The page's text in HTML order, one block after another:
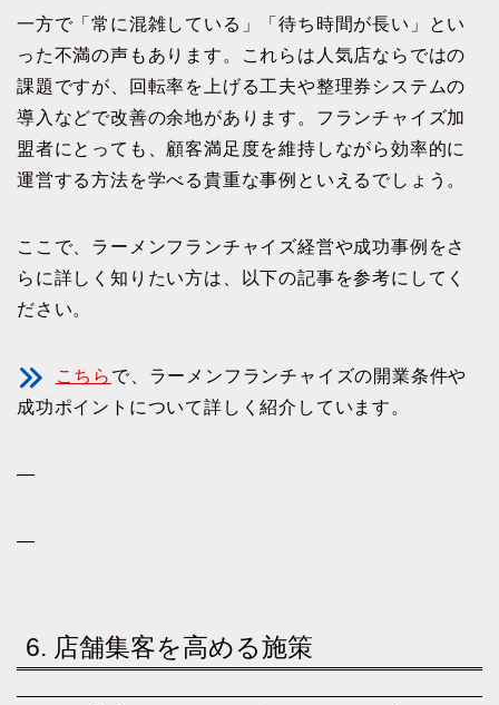
一方で「常に混雑している」「待ち時間が長い」とい
った不満の声もあります。これらは人気店ならではの
課題ですが、回転率を上げる工夫や整理券システムの
導入などで改善の余地があります。フランチャイズ加
盟者にとっても、顧客満足度を維持しながら効率的に
運営する方法を学べる貴重な事例といえるでしょう。
ここで、ラーメンフランチャイズ経営や成功事例をさ
らに詳しく知りたい方は、以下の記事を参考にしてく
ださい。
こちら で、ラーメンフランチャイズの開業条件や
成功ポイントについて詳しく紹介しています。
—
—
6. 店舗集客を高める施策